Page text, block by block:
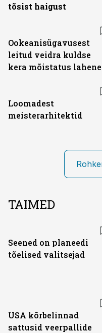
tõsist haigust
Ookeanisügavusest
leitud veidra kuldse
kera mõistatus
Loomadest
meisterarhitektid
TAIMED
Seened on planeedi
tõelised valitsejad
USA kõrbelinnad
sattusid veerpallide